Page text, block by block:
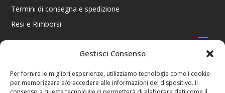
Gestisci Consenso
Per fornire le migliori esperienze, utilizziamo tecnologie come i cookie
per memorizzare e/o accedere alle informazioni del dispositivo. Il
Termini di consegna e spedizione
Resi e Rimborsi
CONTATTI
Via R. Giuliani 70/c Rosso, 50141 Firenze FI